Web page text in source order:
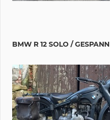
BMW R 12 SOLO / GESPANN